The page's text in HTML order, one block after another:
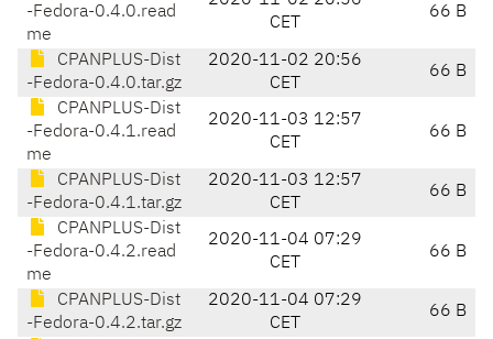
-Fedora-0.4.0.read
me
CET
66 B
CPANPLUS-Dist
-Fedora-0.4.0.tar.gz
2020-11-02 20:56
CET
66 B
CPANPLUS-Dist
-Fedora-0.4.1.read
me
2020-11-03 12:57
CET
66 B
CPANPLUS-Dist
-Fedora-0.4.1.tar.gz
2020-11-03 12:57
CET
66 B
CPANPLUS-Dist
-Fedora-0.4.2.read
me
2020-11-04 07:29
CET
66 B
CPANPLUS-Dist
-Fedora-0.4.2.tar.gz
2020-11-04 07:29
CET
66 B